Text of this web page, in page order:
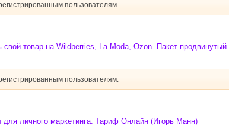
пользователям.
товар на Wildberries, La Moda, Ozon. Пакет продвинутый.
пользователям.
личного маркетинга. Тариф Онлайн (Игорь Манн)